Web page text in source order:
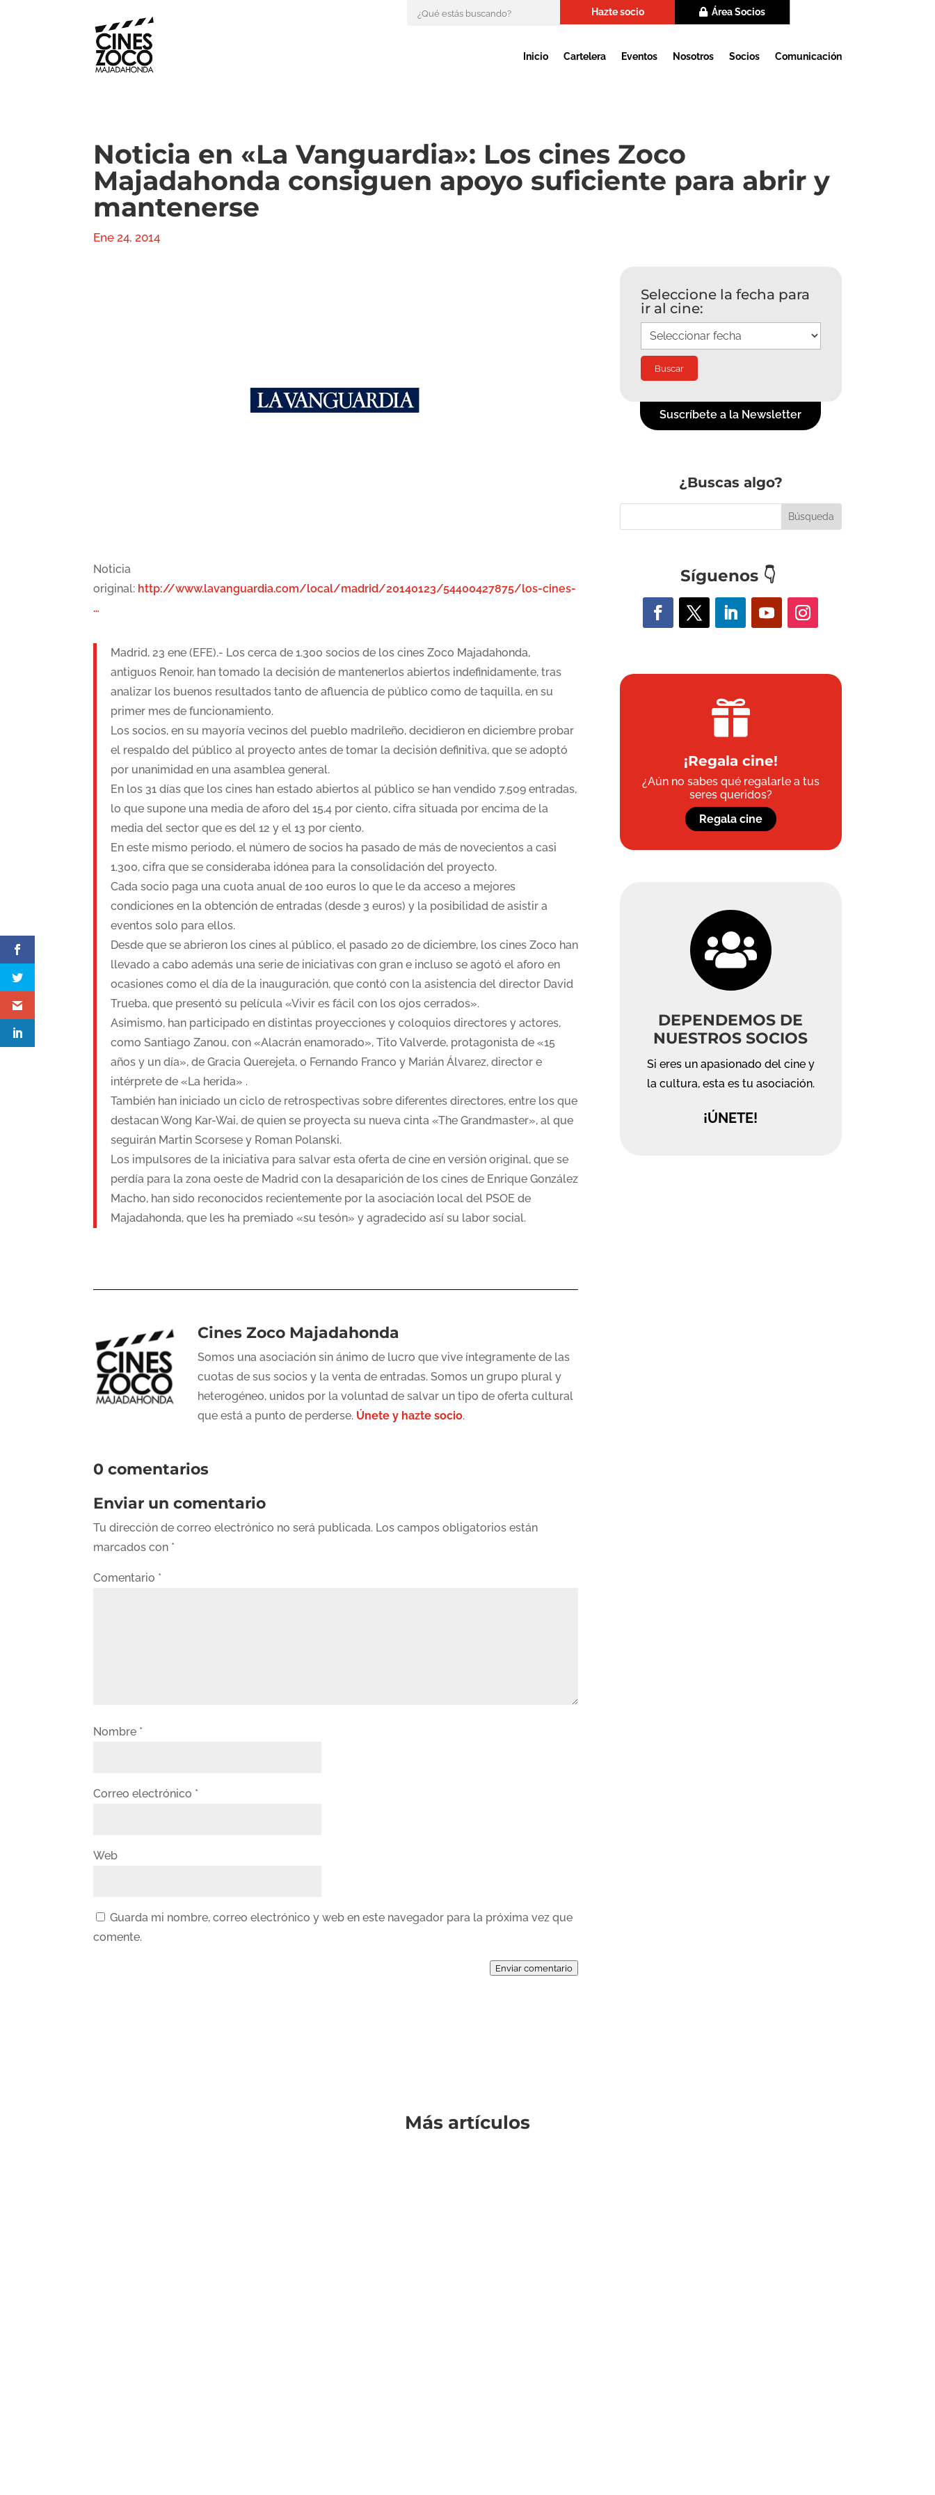
Hazte socio Área Socios
Inicio Cartelera Eventos Nosotros Socios Comunicación
Noticia en «La Vanguardia»: Los cines Zoco
Majadahonda consiguen apoyo suficiente para abrir y
mantenerse
Ene 24, 2014
Noticia
original: http://www.lavanguardia.com/local/madrid/20140123/54400427875/los-cines-
…
Madrid, 23 ene (EFE).- Los cerca de 1.300 socios de los cines Zoco Majadahonda,
antiguos Renoir, han tomado la decisión de mantenerlos abiertos indefinidamente, tras
analizar los buenos resultados tanto de afluencia de público como de taquilla, en su
primer mes de funcionamiento.
Los socios, en su mayoría vecinos del pueblo madrileño, decidieron en diciembre probar
el respaldo del público al proyecto antes de tomar la decisión definitiva, que se adoptó
por unanimidad en una asamblea general.
En los 31 días que los cines han estado abiertos al público se han vendido 7.509 entradas,
lo que supone una media de aforo del 15,4 por ciento, cifra situada por encima de la
media del sector que es del 12 y el 13 por ciento.
En este mismo periodo, el número de socios ha pasado de más de novecientos a casi
1.300, cifra que se consideraba idónea para la consolidación del proyecto.
Cada socio paga una cuota anual de 100 euros lo que le da acceso a mejores
condiciones en la obtención de entradas (desde 3 euros) y la posibilidad de asistir a
eventos solo para ellos.
Desde que se abrieron los cines al público, el pasado 20 de diciembre, los cines Zoco han
llevado a cabo además una serie de iniciativas con gran e incluso se agotó el aforo en
ocasiones como el día de la inauguración, que contó con la asistencia del director David
Trueba, que presentó su película «Vivir es fácil con los ojos cerrados».
Asimismo, han participado en distintas proyecciones y coloquios directores y actores,
como Santiago Zanou, con «Alacrán enamorado», Tito Valverde, protagonista de «15
años y un día», de Gracia Querejeta, o Fernando Franco y Marián Álvarez, director e
intérprete de «La herida» .
También han iniciado un ciclo de retrospectivas sobre diferentes directores, entre los que
destacan Wong Kar-Wai, de quien se proyecta su nueva cinta «The Grandmaster», al que
seguirán Martin Scorsese y Roman Polanski.
Los impulsores de la iniciativa para salvar esta oferta de cine en versión original, que se
perdía para la zona oeste de Madrid con la desaparición de los cines de Enrique González
Macho, han sido reconocidos recientemente por la asociación local del PSOE de
Majadahonda, que les ha premiado «su tesón» y agradecido así su labor social.
Cines Zoco Majadahonda
Somos una asociación sin ánimo de lucro que vive íntegramente de las
cuotas de sus socios y la venta de entradas. Somos un grupo plural y
heterogéneo, unidos por la voluntad de salvar un tipo de oferta cultural
que está a punto de perderse. Únete y hazte socio.
0 comentarios
Enviar un comentario
Tu dirección de correo electrónico no será publicada. Los campos obligatorios están
marcados con *
Comentario *
Nombre *
Correo electrónico *
Web
Guarda mi nombre, correo electrónico y web en este navegador para la próxima vez que
comente.
Enviar comentario
Seleccione la fecha para
ir al cine:
Suscríbete a la Newsletter
¿Buscas algo?
Síguenos 👇

¡Regala cine!
¿Aún no sabes qué regalarle a tus
seres queridos?
Regala cine

DEPENDEMOS DE
NUESTROS SOCIOS
Si eres un apasionado del cine y
la cultura, esta es tu asociación.
¡ÚNETE!
Más artículos